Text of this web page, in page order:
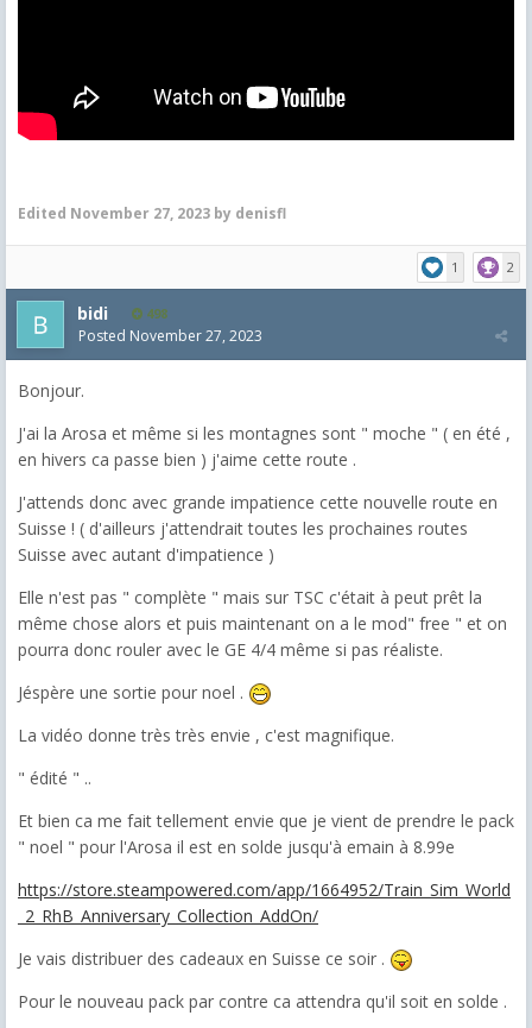
Edited November 27, 2023 by denisfl
1 2
bidi 498
Posted November 27, 2023
Bonjour.
J'ai la Arosa et même si les montagnes sont " moche " ( en été ,
en hivers ca passe bien ) j'aime cette route .
J'attends donc avec grande impatience cette nouvelle route en
Suisse ! ( d'ailleurs j'attendrait toutes les prochaines routes
Suisse avec autant d'impatience )
Elle n'est pas " complète " mais sur TSC c'était à peut prêt la
même chose alors et puis maintenant on a le mod" free " et on
pourra donc rouler avec le GE 4/4 même si pas réaliste.
Jéspère une sortie pour noel .
La vidéo donne très très envie , c'est magnifique.
" édité " ..
Et bien ca me fait tellement envie que je vient de prendre le pack
" noel " pour l'Arosa il est en solde jusqu'à emain à 8.99e
https://store.steampowered.com/app/1664952/Train_Sim_World
_2_RhB_Anniversary_Collection_AddOn/
Je vais distribuer des cadeaux en Suisse ce soir .
Pour le nouveau pack par contre ca attendra qu'il soit en solde .